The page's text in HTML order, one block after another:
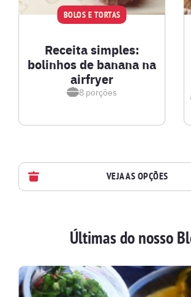
BOLOS E TORTAS
Receita simples:
bolinhos de banana na
airfryer
8 porções
VEJA AS OPÇÕES
BATIDAS
BEBIDAS E DRINKS
Últimas do nosso